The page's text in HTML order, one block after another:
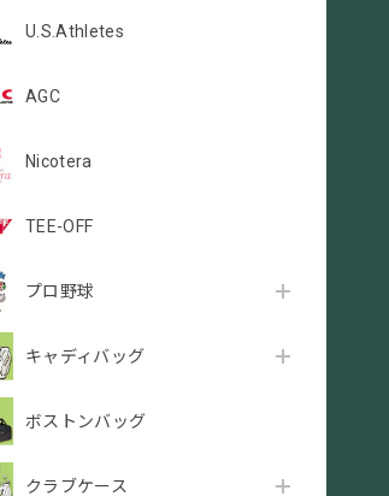
U.S.Athletes
AGC
Nicotera
TEE-OFF
プロ野球
キャディバッグ
ボストンバッグ
クラブケース